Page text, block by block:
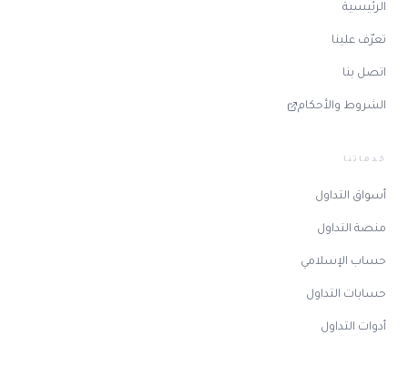
الرئيسية
تعرّف علينا
اتصل بنا
الشروط والأحكام
خدماتنا
أسواق التداول
منصة التداول
حساب الإسلامي
حسابات التداول
أدوات التداول